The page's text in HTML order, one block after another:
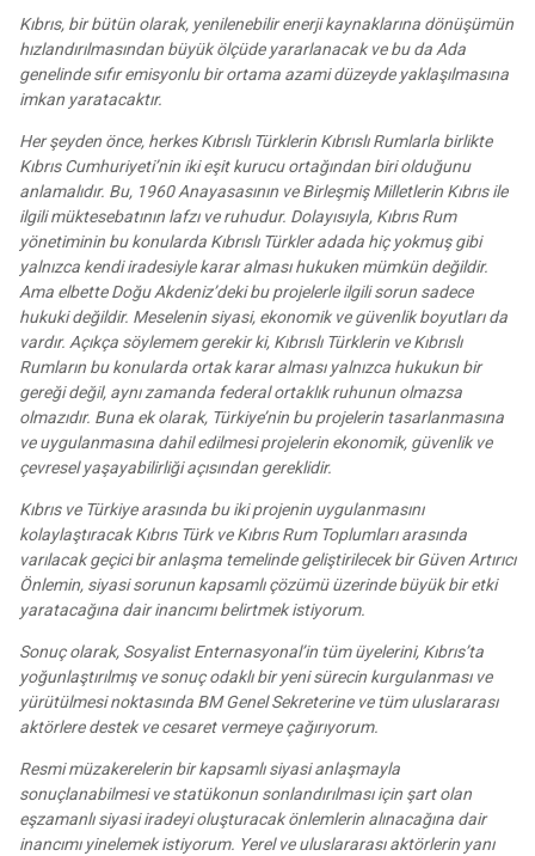
Kıbrıs, bir bütün olarak, yenilenebilir enerji kaynaklarına dönüşümün
hızlandırılmasından büyük ölçüde yararlanacak ve bu da Ada
genelinde sıfır emisyonlu bir ortama azami düzeyde yaklaşılmasına
imkan yaratacaktır.
Her şeyden önce, herkes Kıbrıslı Türklerin Kıbrıslı Rumlarla birlikte
Kıbrıs Cumhuriyeti’nin iki eşit kurucu ortağından biri olduğunu
anlamalıdır. Bu, 1960 Anayasasının ve Birleşmiş Milletlerin Kıbrıs ile
ilgili müktesebatının lafzı ve ruhudur. Dolayısıyla, Kıbrıs Rum
yönetiminin bu konularda Kıbrıslı Türkler adada hiç yokmuş gibi
yalnızca kendi iradesiyle karar alması hukuken mümkün değildir.
Ama elbette Doğu Akdeniz’deki bu projelerle ilgili sorun sadece
hukuki değildir. Meselenin siyasi, ekonomik ve güvenlik boyutları da
vardır. Açıkça söylemem gerekir ki, Kıbrıslı Türklerin ve Kıbrıslı
Rumların bu konularda ortak karar alması yalnızca hukukun bir
gereği değil, aynı zamanda federal ortaklık ruhunun olmazsa
olmazıdır. Buna ek olarak, Türkiye’nin bu projelerin tasarlanmasına
ve uygulanmasına dahil edilmesi projelerin ekonomik, güvenlik ve
çevresel yaşayabilirliği açısından gereklidir.
Kıbrıs ve Türkiye arasında bu iki projenin uygulanmasını
kolaylaştıracak Kıbrıs Türk ve Kıbrıs Rum Toplumları arasında
varılacak geçici bir anlaşma temelinde geliştirilecek bir Güven Artırıcı
Önlemin, siyasi sorunun kapsamlı çözümü üzerinde büyük bir etki
yaratacağına dair inancımı belirtmek istiyorum.
Sonuç olarak, Sosyalist Enternasyonal’in tüm üyelerini, Kıbrıs’ta
yoğunlaştırılmış ve sonuç odaklı bir yeni sürecin kurgulanması ve
yürütülmesi noktasında BM Genel Sekreterine ve tüm uluslararası
aktörlere destek ve cesaret vermeye çağırıyorum.
Resmi müzakerelerin bir kapsamlı siyasi anlaşmayla
sonuçlanabilmesi ve statükonun sonlandırılması için şart olan
eşzamanlı siyasi iradeyi oluşturacak önlemlerin alınacağına dair
inancımı yinelemek istiyorum. Yerel ve uluslararası aktörlerin yanı